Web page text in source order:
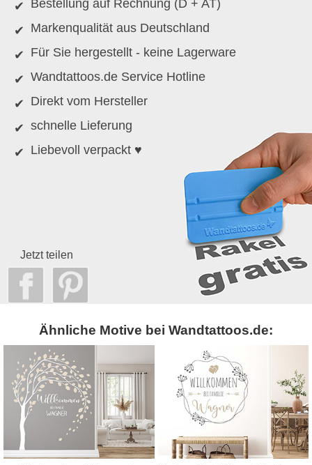
Bestellung auf Rechnung (D + AT)
Markenqualität aus Deutschland
Für Sie hergestellt - keine Lagerware
Wandtattoos.de Service Hotline
Direkt vom Hersteller
schnelle Lieferung
Liebevoll verpackt ♥
Jetzt teilen
Ähnliche Motive bei Wandtattoos.de: